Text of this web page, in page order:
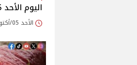
اليوم الأحد 5/10/2025
الأحد 05/أكتوبر/2025 - 10:50 ص